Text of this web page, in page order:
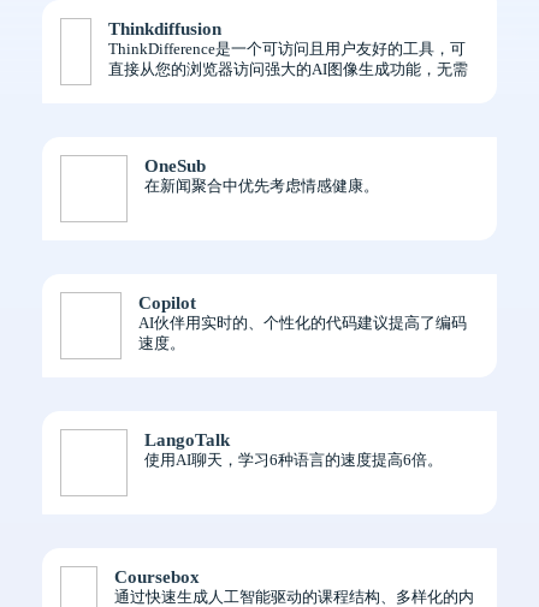
Thinkdiffusion
ThinkDifference是一个可访问且用户友好的工具，可
直接从您的浏览器访问强大的AI图像生成功能，无需
OneSub
在新闻聚合中优先考虑情感健康。
Copilot
AI伙伴用实时的、个性化的代码建议提高了编码
速度。
LangoTalk
使用AI聊天，学习6种语言的速度提高6倍。
Coursebox
通过快速生成人工智能驱动的课程结构、多样化的内